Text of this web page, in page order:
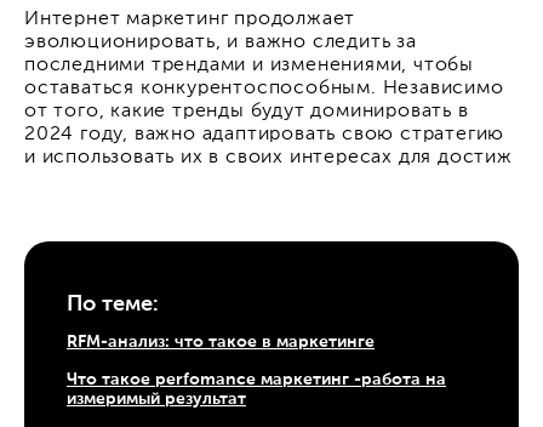
Интернет маркетинг продолжает
эволюционировать, и важно следить за
последними трендами и изменениями, чтобы
оставаться конкурентоспособным. Независимо
от того, какие тренды будут доминировать в
2024 году, важно адаптировать свою стратегию
и использовать их в своих интересах для достиж
По теме:
RFM-анализ: что такое в маркетинге
Что такое perfomance маркетинг -работа на
измеримый результат